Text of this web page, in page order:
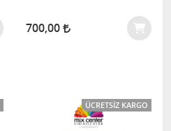
700,00
ÜCRETSIZ KARGO